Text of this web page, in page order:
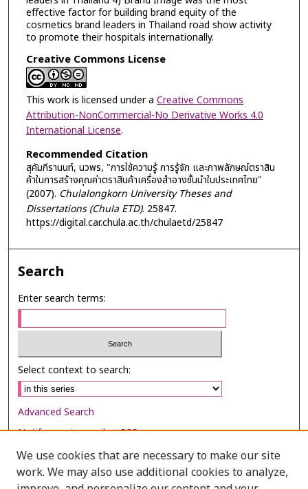
effective factor for building brand equity of the
cosmetics brand leaders in Thailand road show activity
to promote their hospitals internationally.
Creative Commons License
This work is licensed under a Creative Commons
Attribution-NonCommercial-No Derivative Works 4.0
International License.
Recommended Citation
สุคัมภีรานนท์, นวพร, "การใช้ความรู้ การรู้จัก และภาพลักษณ์ตราสิน
ค้าในการสร้างคุณค่าตราสินค้าเครื่องสำอางชั้นนำในประเทศไทย"
(2007). Chulalongkorn University Theses and
Dissertations (Chula ETD). 25847.
https://digital.car.chula.ac.th/chulaetd/25847
Search
Enter search terms:
Select context to search:
Advanced Search
Notify me via email orRSS
Browse
We use cookies that are necessary to make our site
work. We may also use additional cookies to analyze,